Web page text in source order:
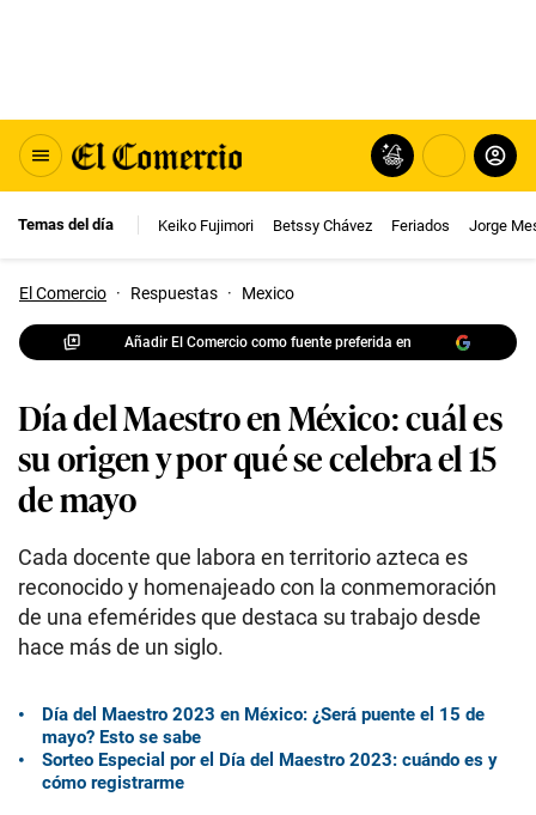
Temas del día Keiko Fujimori Betssy Chávez Feriados Jorge
El Comercio · Respuestas · Mexico
Añadir El Comercio como fuente preferida en
Día del Maestro en México: cuál es
su origen y por qué se celebra el 15
de mayo
Cada docente que labora en territorio azteca es
reconocido y homenajeado con la conmemoración
de una efemérides que destaca su trabajo desde
hace más de un siglo.
Día del Maestro 2023 en México: ¿Será puente el 15 de
mayo? Esto se sabe
Sorteo Especial por el Día del Maestro 2023: cuándo es y
cómo registrarme